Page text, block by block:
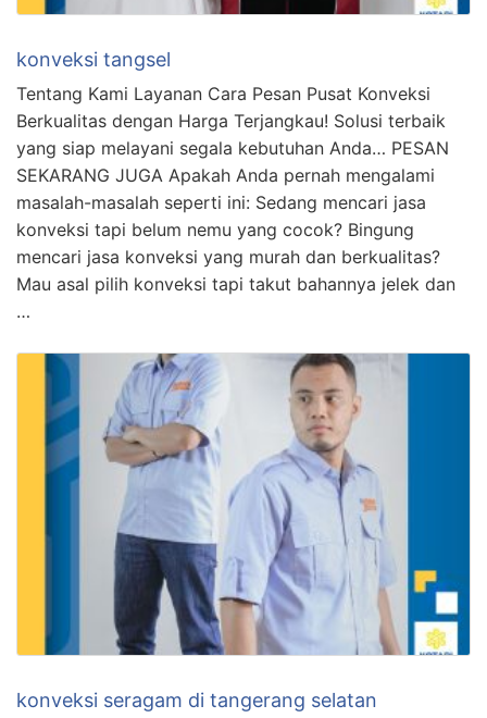
konveksi tangsel
Tentang Kami Layanan Cara Pesan Pusat Konveksi
Berkualitas dengan Harga Terjangkau! Solusi terbaik
yang siap melayani segala kebutuhan Anda… PESAN
SEKARANG JUGA Apakah Anda pernah mengalami
masalah-masalah seperti ini: Sedang mencari jasa
konveksi tapi belum nemu yang cocok? Bingung
mencari jasa konveksi yang murah dan berkualitas?
Mau asal pilih konveksi tapi takut bahannya jelek dan
…
konveksi seragam di tangerang selatan